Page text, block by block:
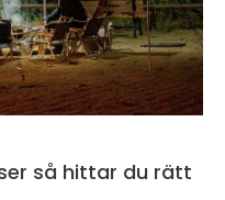
rätt